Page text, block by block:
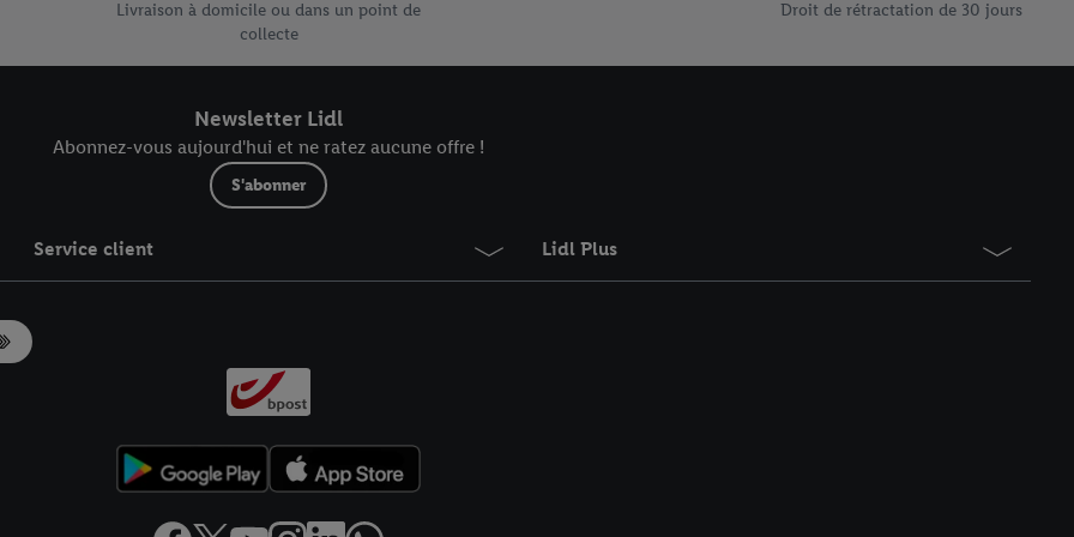
Livraison à domicile ou dans un point de
collecte
Droit de rétractation de 30 jours
Newsletter Lidl
Abonnez-vous aujourd'hui et ne ratez aucune offre !
S'abonner
Service client Lidl Plus